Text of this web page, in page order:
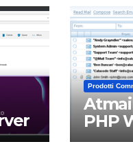
Prodotti
PHP